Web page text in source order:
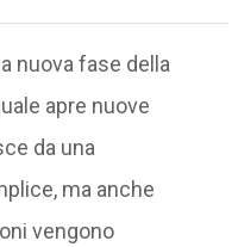
nuova fase della
apre nuove
da una
ma anche
vengono